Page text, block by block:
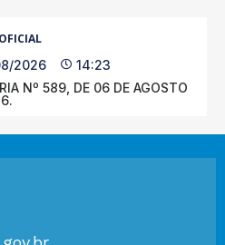
2026
14:23
Nº 589, DE 06 DE AGOSTO